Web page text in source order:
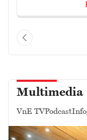
Multimedia
VnE TVPodcast